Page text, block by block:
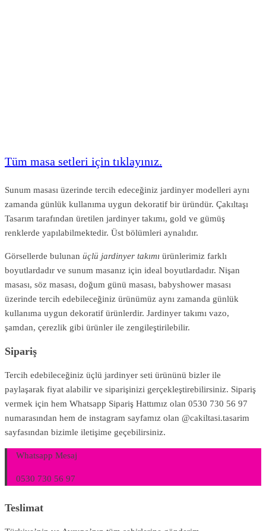
Tüm masa setleri için tıklayınız.
Sunum masası üzerinde tercih edeceğiniz jardinyer modelleri aynı
zamanda günlük kullanıma uygun dekoratif bir üründür. Çakıltaşı
Tasarım tarafından üretilen jardinyer takımı, gold ve gümüş
renklerde yapılabilmektedir. Üst bölümleri aynalıdır.
Görsellerde bulunan üçlü jardinyer takımı ürünlerimiz farklı
boyutlardadır ve sunum masanız için ideal boyutlardadır. Nişan
masası, söz masası, doğum günü masası, babyshower masası
üzerinde tercih edebileceğiniz ürünümüz aynı zamanda günlük
kullanıma uygun dekoratif ürünlerdir. Jardinyer takımı vazo,
şamdan, çerezlik gibi ürünler ile zengileştirilebilir.
Sipariş
Tercih edebileceğiniz üçlü jardinyer seti ürününü bizler ile
paylaşarak fiyat alabilir ve siparişinizi gerçekleştirebilirsiniz. Sipariş
vermek için hem Whatsapp Sipariş Hattımız olan 0530 730 56 97
numarasından hem de instagram sayfamız olan @cakiltasi.tasarim
sayfasından bizimle iletişime geçebilirsiniz.
Whatsapp Mesaj
0530 730 56 97
Teslimat